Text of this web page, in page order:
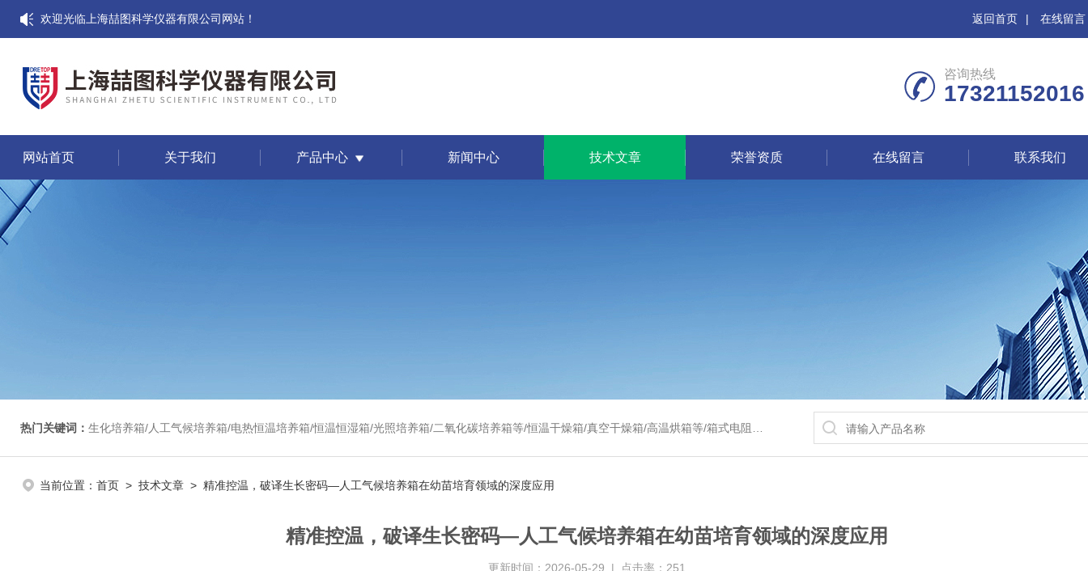
欢迎光临上海喆图科学仪器有限公司网站！ 返回首页 | 在线留言
咨询热线
17321152016
网站首页 关于我们 产品中心 新闻中心 技术文章 荣誉资质 在线留言 联系我们
热门关键词： 生化培养箱/人工气候培养箱/电热恒温培养箱/恒温恒湿箱/光照培养箱/二氧化碳培养箱等/恒温干燥箱/真空干燥箱/高温烘箱等/箱式电阻炉/陶瓷纤维马弗炉/高温马弗炉/管式炉/气氛炉/试验箱/摇床/振荡器/水槽/水浴锅等
当前位置： 首页 > 技术文章 > 精准控温，破译生长密码—人工气候培养箱在幼苗培育领域的深度应用
精准控温，破译生长密码—人工气候培养箱在幼苗培育领域的深度应用
更新时间：2026-05-29 | 点击率：251